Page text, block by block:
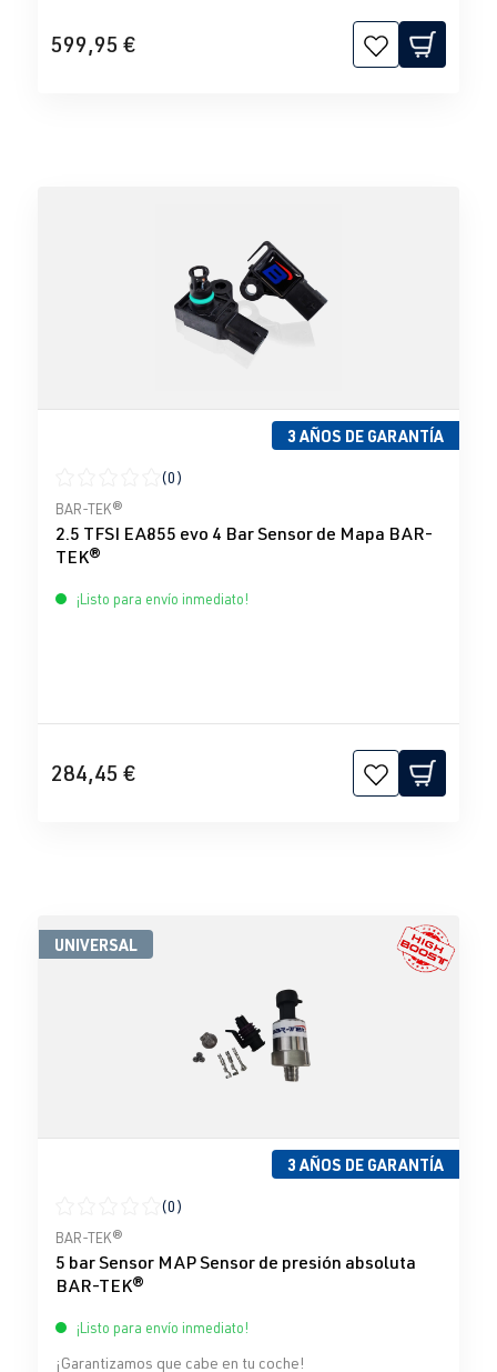
599,95 €
3 AÑOS DE GARANTÍA
Calificación promedio de 0 de 5 estrellas
(0)
BAR-TEK®
2.5 TFSI EA855 evo 4 Bar Sensor de Mapa BAR-
TEK®
¡Listo para envío inmediato!
284,45 €
UNIVERSAL
3 AÑOS DE GARANTÍA
Calificación promedio de 0 de 5 estrellas
(0)
BAR-TEK®
5 bar Sensor MAP Sensor de presión absoluta
BAR-TEK®
¡Listo para envío inmediato!
¡Garantizamos que cabe en tu coche!